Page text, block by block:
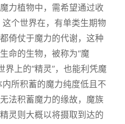
力植物中，需希望通过收
个世界在，有单类生期物
倚仗于魔力的代谢，这种
命的生物，被称为“魔
界上的“精灵”，也能利凭魔
所积蓄的魔力纯度低且不
法积蓄魔力的缘故，魔族
灵则大概以将摄取到达的